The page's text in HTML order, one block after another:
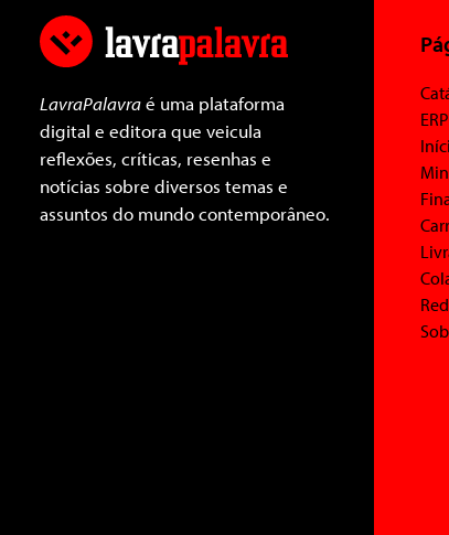
LavraPalavraé uma plataforma
digital e editora que veicula
reflexões, críticas, resenhas e
notícias sobre diversos temas e
assuntos do mundo contemporâneo.